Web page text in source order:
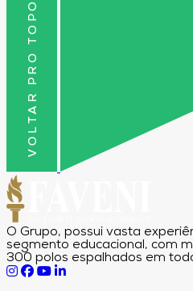
VOLTAR PRO TOPO
O Grupo, possui vasta
segmento educacional, com
300 polos espalhados em